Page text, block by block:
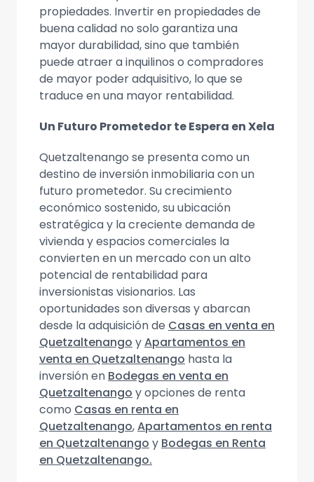
propiedades. Invertir en propiedades de
buena calidad no solo garantiza una
mayor durabilidad, sino que también
puede atraer a inquilinos o compradores
de mayor poder adquisitivo, lo que se
traduce en una mayor rentabilidad.
Un Futuro Prometedor te Espera en Xela
Quetzaltenango se presenta como un
destino de inversión inmobiliaria con un
futuro prometedor. Su crecimiento
económico sostenido, su ubicación
estratégica y la creciente demanda de
vivienda y espacios comerciales la
convierten en un mercado con un alto
potencial de rentabilidad para
inversionistas visionarios. Las
oportunidades son diversas y abarcan
desde la adquisición de Casas en venta en
Quetzaltenango yApartamentos en
venta en Quetzaltenango hasta la
inversión en Bodegas en venta en
Quetzaltenango y opciones de renta
como Casas en renta en
Quetzaltenango,Apartamentos en renta
en Quetzaltenango y Bodegas en Renta
en Quetzaltenango.